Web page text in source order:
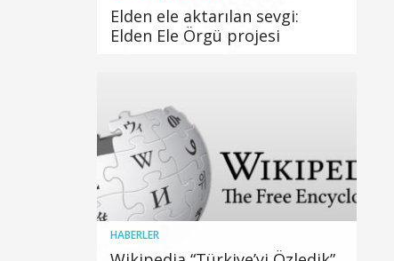
Elden ele aktarılan sevgi:
Elden Ele Örgü projesi
HABERLER